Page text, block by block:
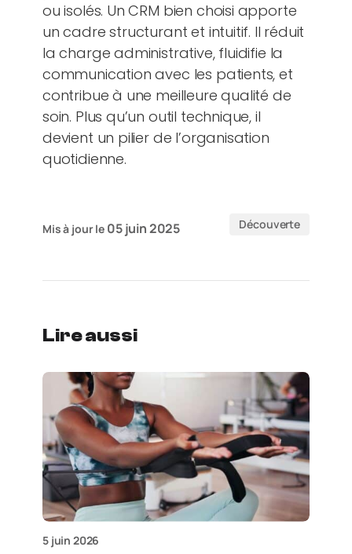
ou isolés. Un CRM bien choisi apporte
un cadre structurant et intuitif. Il réduit
la charge administrative, fluidifie la
communication avec les patients, et
contribue à une meilleure qualité de
soin. Plus qu’un outil technique, il
devient un pilier de l’organisation
quotidienne.
Mis à jour le 05 juin 2025 Découverte
Lire aussi
5 juin 2026